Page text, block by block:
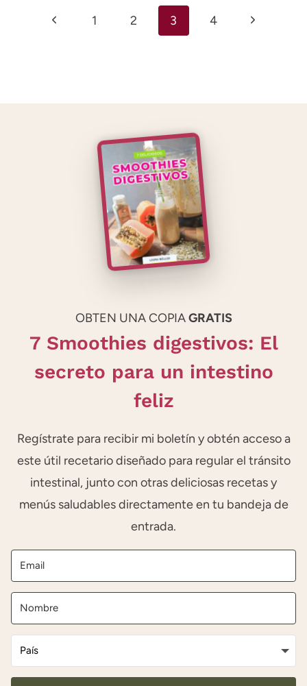
Página
1 2 3 4
Siguiente
OBTEN UNA COPIAGRATIS
7 Smoothies digestivos: El
secreto para un intestino
feliz
Regístrate para recibir mi boletín y obtén acceso a
este útil recetario diseñado para regular el tránsito
intestinal, junto con otras deliciosas recetas y
menús saludables directamente en tu bandeja de
entrada.